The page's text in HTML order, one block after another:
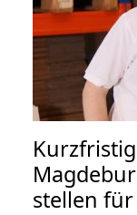
stellen